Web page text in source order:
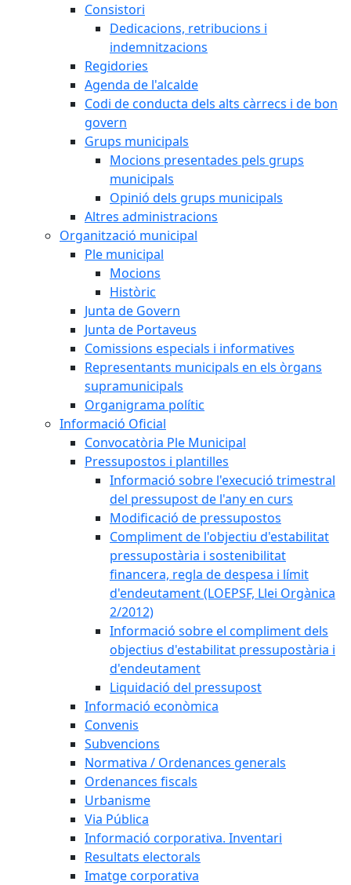
Consistori
Dedicacions, retribucions i
indemnitzacions
Regidories
Agenda de l'alcalde
Codi de conducta dels alts càrrecs i de bon
govern
Grups municipals
Mocions presentades pels grups
municipals
Opinió dels grups municipals
Altres administracions
Organització municipal
Ple municipal
Mocions
Històric
Junta de Govern
Junta de Portaveus
Comissions especials i informatives
Representants municipals en els òrgans
supramunicipals
Organigrama polític
Informació Oficial
Convocatòria Ple Municipal
Pressupostos i plantilles
Informació sobre l'execució trimestral
del pressupost de l'any en curs
Modificació de pressupostos
Compliment de l'objectiu d'estabilitat
pressupostària i sostenibilitat
financera, regla de despesa i límit
d'endeutament (LOEPSF, Llei Orgànica
2/2012)
Informació sobre el compliment dels
objectius d'estabilitat pressupostària i
d'endeutament
Liquidació del pressupost
Informació econòmica
Convenis
Subvencions
Normativa / Ordenances generals
Ordenances fiscals
Urbanisme
Via Pública
Informació corporativa. Inventari
Resultats electorals
Imatge corporativa